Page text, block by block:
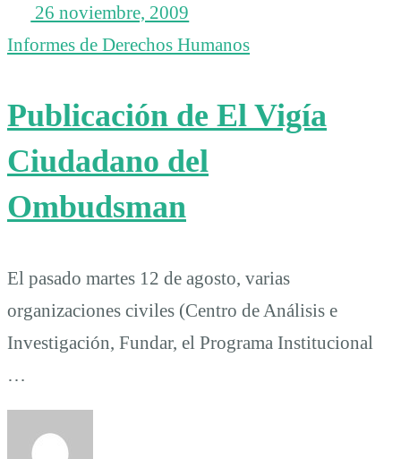
26 noviembre, 2009
Informes de Derechos Humanos
Publicación de El Vigía
Ciudadano del
Ombudsman
El pasado martes 12 de agosto, varias
organizaciones civiles (Centro de Análisis e
Investigación, Fundar, el Programa Institucional
…